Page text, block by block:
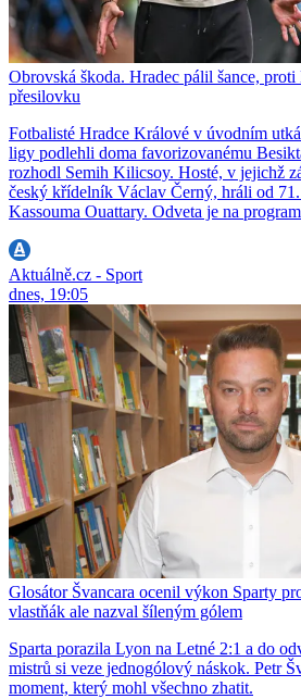
Obrovská škoda. Hradec pálil šance,
přesilovku
Fotbalisté Hradce Králové v úvodním
ligy podlehli doma favorizovanému
rozhodl Semih Kilicsoy. Hosté, v jejichž
český křídelník Václav Černý, hráli od
Kassouma Ouattary. Odveta je na
Aktuálně.cz - Sport
dnes, 19:05
Glosátor Švancara ocenil výkon Sparty
vlastňák ale nazval šíleným gólem
Sparta porazila Lyon na Letné 2:1 a do
mistrů si veze jednogólový náskok. Petr
moment, který mohl všechno zhatit.